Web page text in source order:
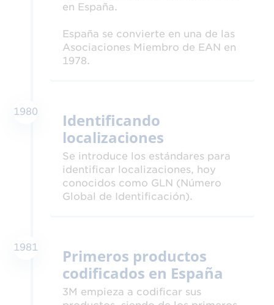
en España.
España se convierte en una de las
Asociaciones Miembro de EAN en
1978.
1980
Identificando
localizaciones
Se introduce los estándares para
identificar localizaciones, hoy
conocidos como GLN (Número
Global de Identificación).
1981
Primeros productos
codificados en España
3M empieza a codificar sus